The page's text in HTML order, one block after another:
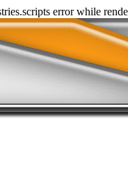
error while